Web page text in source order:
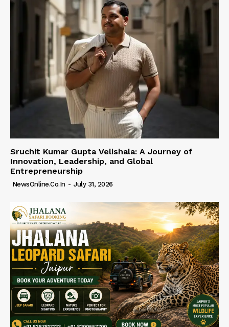
Sruchit Kumar Gupta Velishala: A Journey of
Innovation, Leadership, and Global
Entrepreneurship
NewsOnline.co.in - July 31, 2026